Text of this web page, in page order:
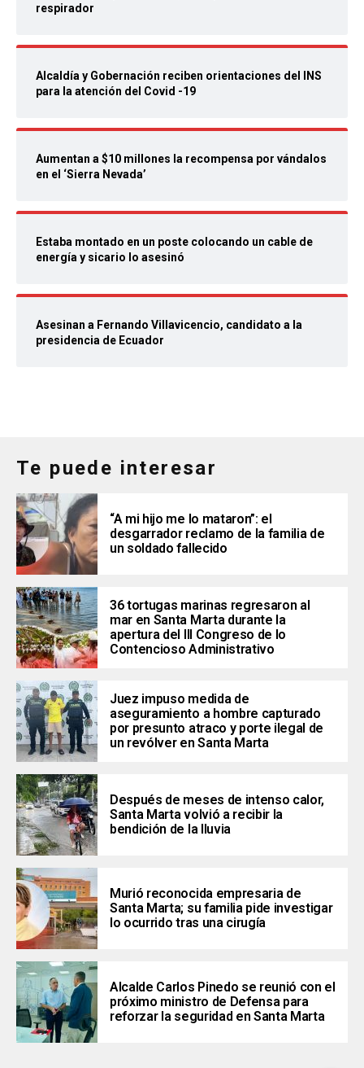
respirador
Alcaldía y Gobernación reciben orientaciones del INS
para la atención del Covid -19
Aumentan a $10 millones la recompensa por vándalos
en el ‘Sierra Nevada’
Estaba montado en un poste colocando un cable de
energía y sicario lo asesinó
Asesinan a Fernando Villavicencio, candidato a la
presidencia de Ecuador
Te puede interesar
“A mi hijo me lo mataron”: el
desgarrador reclamo de la familia de
un soldado fallecido
36 tortugas marinas regresaron al
mar en Santa Marta durante la
apertura del III Congreso de lo
Contencioso Administrativo
Juez impuso medida de
aseguramiento a hombre capturado
por presunto atraco y porte ilegal de
un revólver en Santa Marta
Después de meses de intenso calor,
Santa Marta volvió a recibir la
bendición de la lluvia
Murió reconocida empresaria de
Santa Marta; su familia pide investigar
lo ocurrido tras una cirugía
Alcalde Carlos Pinedo se reunió con el
próximo ministro de Defensa para
reforzar la seguridad en Santa Marta